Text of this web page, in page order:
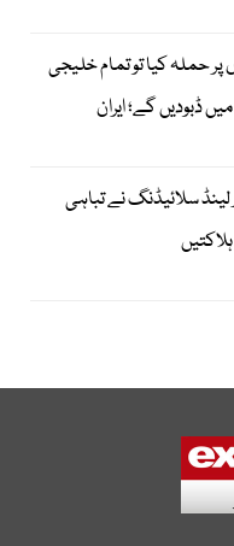
پر حملہ کیا تو تمام خلیجی
ڈبودیں گے؛ ایران
سلائیڈنگ نے تباہی